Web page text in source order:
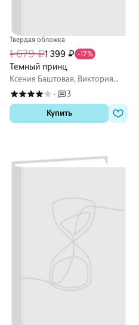
Твердая обложка
1 679 ₽1 399 ₽ -17%
Темный принц
Ксения Баштовая, Виктория
Иванова
·
3
Купить